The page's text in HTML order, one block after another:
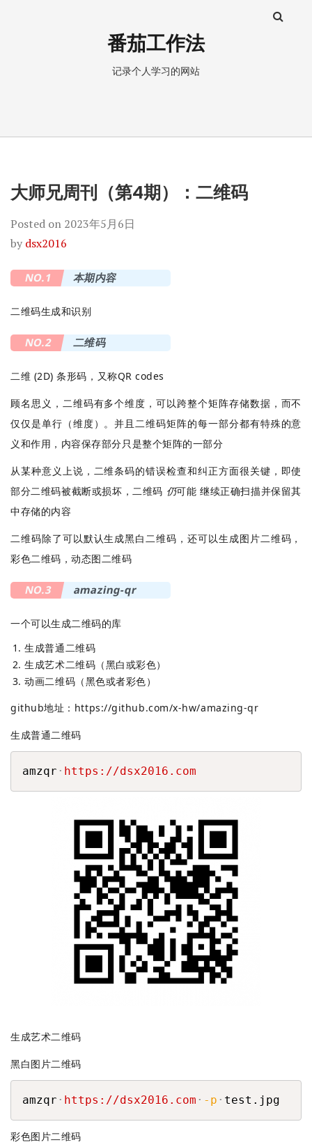
番茄工作法
记录个人学习的网站
大师兄周刊（第4期）：二维码
Posted on 2023年5月6日
by dsx2016
NO.1 本期内容
二维码生成和识别
NO.2 二维码
二维 (2D) 条形码，又称QR codes
顾名思义，二维码有多个维度，可以跨整个矩阵存储数据，而不
仅仅是单行（维度）。并且二维码矩阵的每一部分都有特殊的意
义和作用，内容保存部分只是整个矩阵的一部分
从某种意义上说，二维条码的错误检查和纠正方面很关键，即使
部分二维码被截断或损坏，二维码 仍可能 继续正确扫描并保留其
中存储的内容
二维码除了可以默认生成黑白二维码，还可以生成图片二维码，
彩色二维码，动态图二维码
NO.3 amazing-qr
一个可以生成二维码的库
生成普通二维码
生成艺术二维码（黑白或彩色）
动画二维码（黑色或者彩色）
github地址： https://github.com/x-hw/amazing-qr
生成普通二维码
amzqr https://dsx2016.com
生成艺术二维码
黑白图片二维码
amzqr https://dsx2016.com -p test.jpg
彩色图片二维码